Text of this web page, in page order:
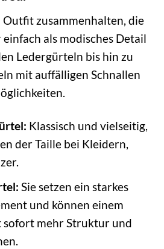
zusammenhalten, die
als modisches Detail
Ledergürteln bis hin zu
mit auffälligen Schnallen
Klassisch und vielseitig,
der Taille bei Kleidern,
Sie setzen ein starkes
und können einem
mehr Struktur und